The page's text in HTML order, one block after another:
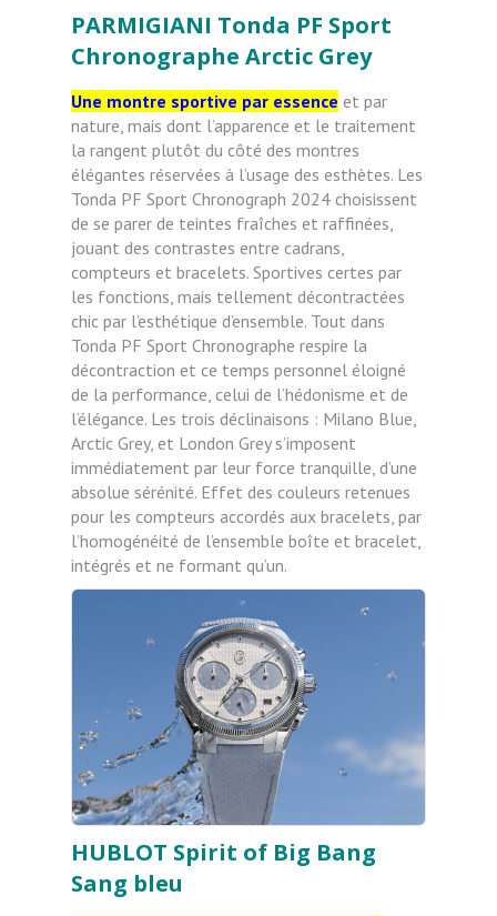
PARMIGIANI Tonda PF Sport
Chronographe Arctic Grey
Une montre sportive par essence et par
nature, mais dont l’apparence et le traitement
la rangent plutôt du côté des montres
élégantes réservées à l’usage des esthètes. Les
Tonda PF Sport Chronograph 2024 choisissent
de se parer de teintes fraîches et raffinées,
jouant des contrastes entre cadrans,
compteurs et bracelets. Sportives certes par
les fonctions, mais tellement décontractées
chic par l’esthétique d’ensemble. Tout dans
Tonda PF Sport Chronographe respire la
décontraction et ce temps personnel éloigné
de la performance, celui de l’hédonisme et de
l’élégance. Les trois déclinaisons : Milano Blue,
Arctic Grey, et London Grey s’imposent
immédiatement par leur force tranquille, d’une
absolue sérénité. Effet des couleurs retenues
pour les compteurs accordés aux bracelets, par
l’homogénéité de l’ensemble boîte et bracelet,
intégrés et ne formant qu’un.
HUBLOT Spirit of Big Bang
Sang bleu